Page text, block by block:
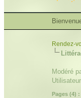
Rendez-
Modéré
Pages (4) :